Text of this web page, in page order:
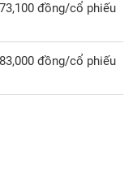
đồng/cổ phiếu
đồng/cổ phiếu